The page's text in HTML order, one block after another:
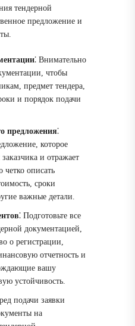
тендерной
предложение и
⁚ Внимательно
чтобы
предмет тендера,
и порядок подачи
предложения⁚
которое
и отражает
описать
сроки
важные детали.
⁚ Подготовьте все
документацией,
о регистрации,
отчетность и
вашу
устойчивость.
подачи заявки
на